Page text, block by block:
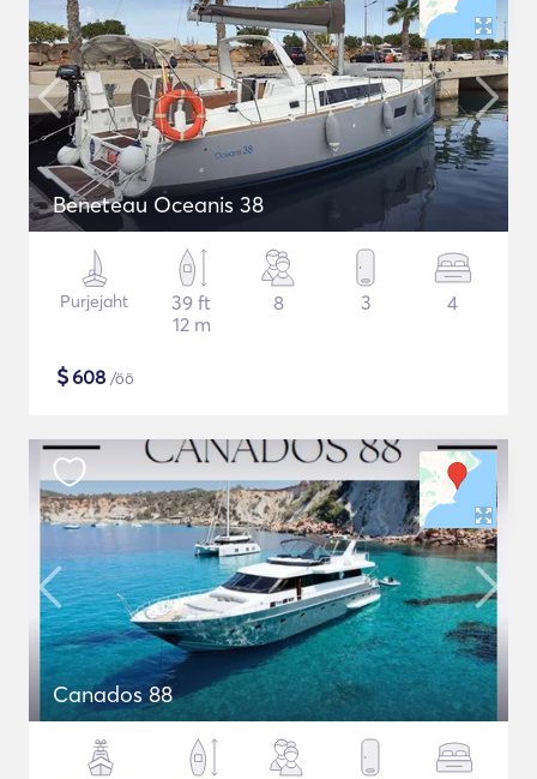
Beneteau Oceanis 38
Purjejaht
39 ft
12 m
8 3 4
$608 /öö
Canados 88